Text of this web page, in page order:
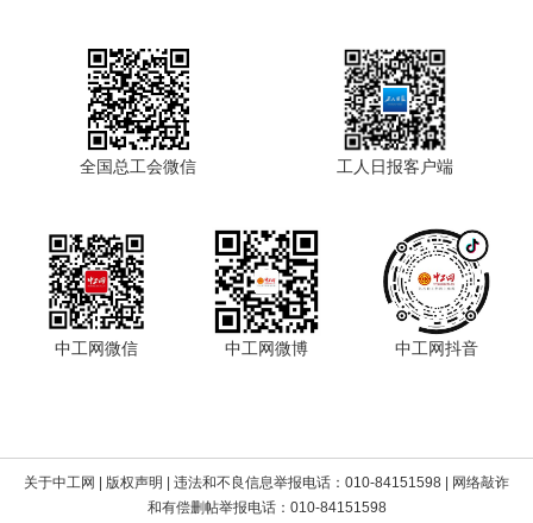
全国总工会微信 工人日报客户端
中工网微信 中工网微博 中工网抖音
关于中工网 版权声明
| 违法和不良信息举报电话：010-84151598 | 网络敲诈
和有偿删帖举报电话：010-84151598